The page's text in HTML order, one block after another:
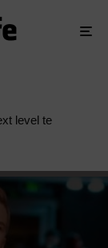
level te